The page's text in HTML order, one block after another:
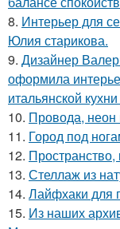
8. Интерьер для
Юлия старикова.
9. Дизайнер
оформила
итальянской
10. Провода,
11. Город под
12. Пространство,
13. Стеллаж из
14. Лайфхаки для
15. Из наших